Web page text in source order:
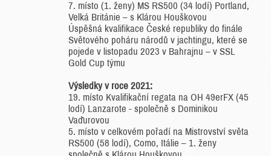
7. místo (1. ženy) MS RS500 (34 lodí) Portland,
Velká Británie – s Klárou Houškovou
­Úspěšná kvalifikace České republiky do finále
Světového poháru národů v jachtingu, které se
pojede v listopadu 2023 v Bahrajnu – v SSL
Gold Cup týmu
Výsledky v roce 2021:
19. místo Kvalifikační regata na OH 49erFX (45
lodí) Lanzarote - společně s Dominikou
Vaďurovou
5. místo v celkovém pořadí na Mistrovství světa
RS500 (58 lodí), Como, Itálie – 1. ženy